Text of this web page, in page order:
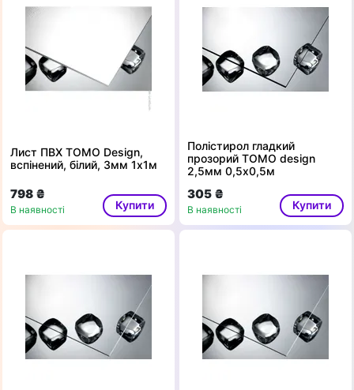
Лист ПВХ TOMO Design,
вспінений, білий, 3мм 1х1м
798 ₴
В наявності Купити
Полістирол гладкий
прозорий ТОМО design
2,5мм 0,5х0,5м
305 ₴
В наявності Купити